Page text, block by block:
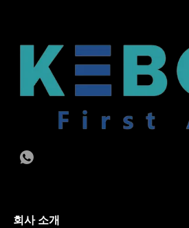
회사 소개